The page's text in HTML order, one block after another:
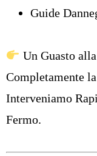
Guide
Un Guasto
Completamente
Interveniamo
Fermo.